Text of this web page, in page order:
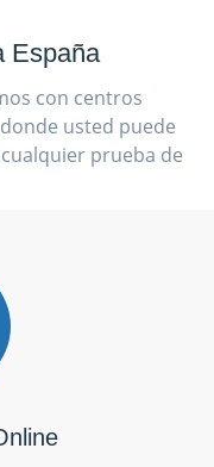
España
con centros
usted puede
prueba de